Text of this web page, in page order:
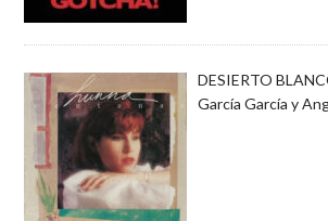
DESIERTO
García García y